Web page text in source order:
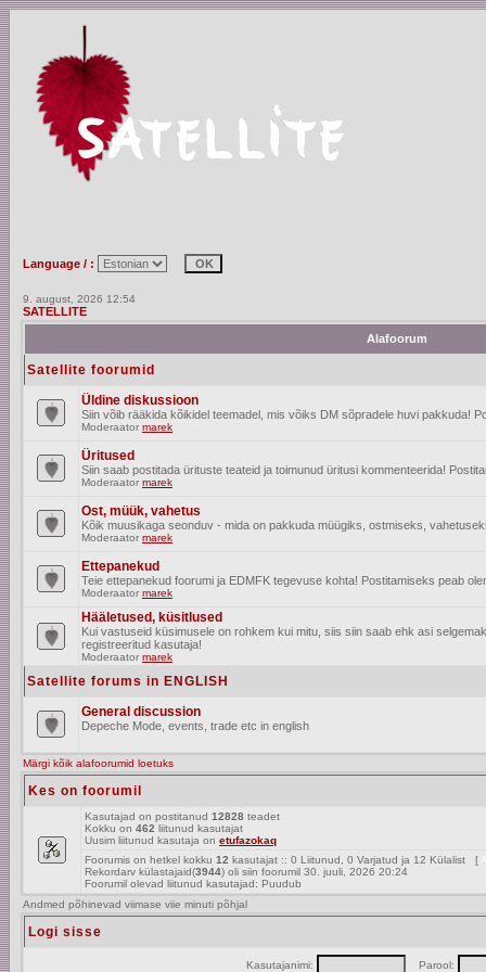
Language / :
9. august, 2026 12:54
SATELLITE
Alafoorum
Satellite foorumid
Üldine diskussioon
Siin võib rääkida kõikidel teemadel, mis võiks DM sõpradele huvi pakkuda!
Moderaator marek
Üritused
Siin saab postitada ürituste teateid ja toimunud üritusi kommenteerida!
Moderaator marek
Ost, müük, vahetus
Kõik muusikaga seonduv - mida on pakkuda müügiks, ostmiseks,
Moderaator marek
Ettepanekud
Teie ettepanekud foorumi ja EDMFK tegevuse kohta! Postitamiseks peab
Moderaator marek
Hääletused, küsitlused
Kui vastuseid küsimusele on rohkem kui mitu, siis siin saab ehk asi
registreeritud kasutaja!
Moderaator marek
Satellite forums in ENGLISH
General discussion
Depeche Mode, events, trade etc in english
Märgi kõik alafoorumid loetuks
Kes on foorumil
Kasutajad on postitanud 12828 teadet
Kokku on 462 liitunud kasutajat
Uusim liitunud kasutaja on etufazokaq
Foorumis on hetkel kokku 12 kasutajat :: 0 Liitunud, 0 Varjatud ja 12 Külalist [
Rekordarv külastajaid(3944) oli siin foorumil 30. juuli, 2026 20:24
Foorumil olevad liitunud kasutajad: Puudub
Andmed põhinevad viimase viie minuti põhjal
Logi sisse
Kasutajanimi: Parool: